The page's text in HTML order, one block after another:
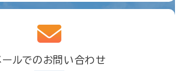
ールでのお問い合わせ